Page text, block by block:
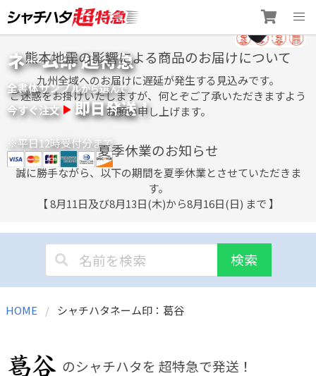
to
content
ネーム印 超特急
全書体サンプルから選んで
今すぐ注文 即日発送！
※平日12時受付分まで
熊本地震の影響による商品のお届けについて
九州全域へのお届けに遅延が発生する見込みです。
ご迷惑をお掛けいたしますが、何とぞご了承いただきますよう
お願い申し上げます。
夏季休業のお知らせ
誠に勝手ながら、以下の期間を夏季休業とさせていただきま
す。
【 8月11日及び8月13日(木)から8月16日(日) まで 】
検索
HOME シャチハタネーム印：葛谷
のシャチハタを 超特急で発送！